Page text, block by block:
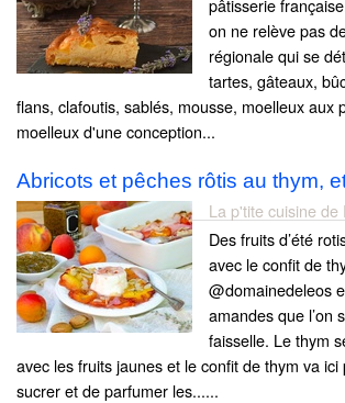
on ne relève pas
régionale qui se
tartes, gâteaux,
flans, clafoutis, sablés, mousse, moelleux aux
moelleux d'une conception...
Abricots et pêches rôtis au thym,
La p'tite cuisine de
Des fruits d’été
avec le confit de
@domainedeleos
amandes que l’on
faisselle. Le thym
avec les fruits jaunes et le confit de thym va
sucrer et de parfumer les......